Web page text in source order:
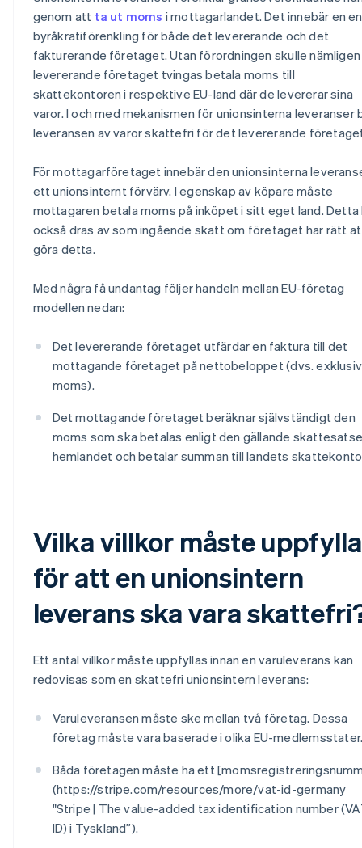
genom att ta ut moms i mottagarlandet. Det innebär en
byråkratiförenkling för både det levererande och det
fakturerande företaget. Utan förordningen skulle
levererande företaget tvingas betala moms till
skattekontoren i respektive EU-land där de levererar sina
varor. I och med mekanismen för unionsinterna leveranser
leveransen av varor skattefri för det levererande
För mottagarföretaget innebär den unionsinterna
ett unionsinternt förvärv. I egenskap av köpare måste
mottagaren betala moms på inköpet i sitt eget land. Detta
också dras av som ingående skatt om företaget har rätt
göra detta.
Med några få undantag följer handeln mellan EU-företag
modellen nedan:
Det levererande företaget utfärdar en faktura till det
mottagande företaget på nettobeloppet (dvs.
moms).
Det mottagande företaget beräknar självständigt den
moms som ska betalas enligt den gällande
hemlandet och betalar summan till landets
Vilka villkor måste
för att en unionsintern
leverans ska vara
Ett antal villkor måste uppfyllas innan en varuleverans kan
redovisas som en skattefri unionsintern leverans:
Varuleveransen måste ske mellan två företag. Dessa
företag måste vara baserade i olika EU-
Båda företagen måste ha ett
(https://stripe.com/resources/more/vat-id-germany
"Stripe | The value-added tax identification number
ID) i Tyskland”).